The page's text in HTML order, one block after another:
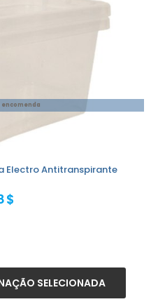
Electro Antitranspirante
$
SELECIONADA